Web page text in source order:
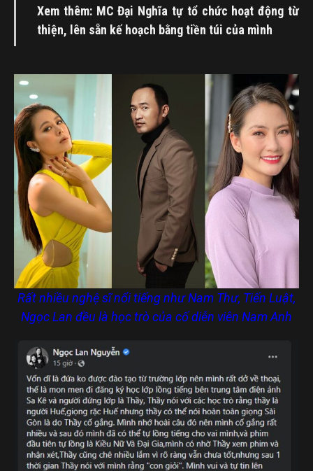
Xem thêm: MC Đại Nghĩa tự tổ chức hoạt động từ
thiện, lên sẵn kế hoạch bằng tiền túi của mình
Rất nhiều nghệ sĩ nổi tiếng như Nam Thư, Tiến Luật,
Ngọc Lan đều là học trò của cố diễn viên Nam Anh